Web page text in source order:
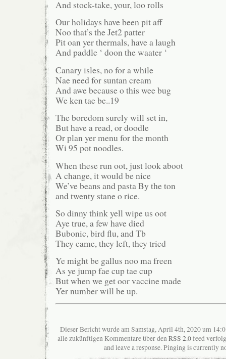
And stock-take, your, loo rolls
Our holidays have been pit aff
Noo that’s the Jet2 patter
Pit oan yer thermals, have a laugh
And paddle ‘ doon the waater ‘
Canary isles, no for a while
Nae need for suntan cream
And awe because o this wee bug
We ken tae be..19
The boredom surely will set in,
But have a read, or doodle
Or plan yer menu for the month
Wi 95 pot noodles.
When these run oot, just look aboot
A change, it would be nice
We’ve beans and pasta By the ton
and twenty stane o rice.
So dinny think yell wipe us oot
Aye true, a few have died
Bubonic, bird flu, and Tb
They came, they left, they tried
Ye might be gallus noo ma freen
As ye jump fae cup tae cup
But when we get oor vaccine made
Yer number will be up.
Dieser Bericht wurde am Samstag, April 4th, 2020 um
alle zukünftigen Kommentare über denRSS 2.0feed
and leave a response. Pinging is currently